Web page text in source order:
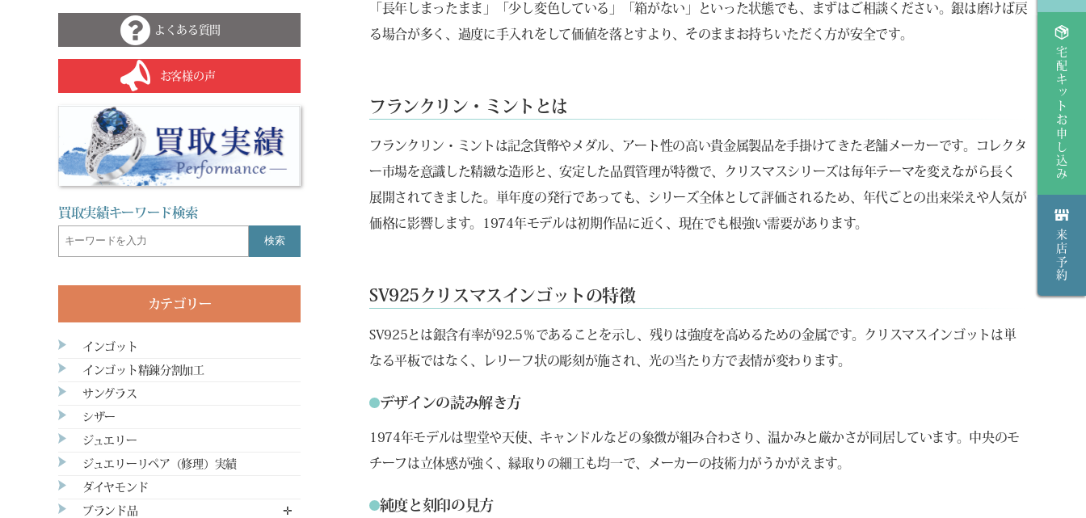
「長年しまったまま」「少し変色している」「箱がない」といった状態でも、まずはご相談ください。銀は磨けば戻
る場合が多く、過度に手入れをして価値を落とすより、そのままお持ちいただく方が安全です。
フランクリン・ミントとは
フランクリン・ミントは記念貨幣やメダル、アート性の高い貴金属製品を手掛けてきた老舗メーカーです。コレクタ
ー市場を意識した精緻な造形と、安定した品質管理が特徴で、クリスマスシリーズは毎年テーマを変えながら長く
展開されてきました。単年度の発行であっても、シリーズ全体として評価されるため、年代ごとの出来栄えや人気が
価格に影響します。1974年モデルは初期作品に近く、現在でも根強い需要があります。
SV925クリスマスインゴットの特徴
SV925とは銀含有率が92.5％であることを示し、残りは強度を高めるための金属です。クリスマスインゴットは単
なる平板ではなく、レリーフ状の彫刻が施され、光の当たり方で表情が変わります。
デザインの読み解き方
1974年モデルは聖堂や天使、キャンドルなどの象徴が組み合わさり、温かみと厳かさが同居しています。中央のモ
チーフは立体感が強く、縁取りの細工も均一で、メーカーの技術力がうかがえます。
純度と刻印の見方
よくある質問
お客様の声
買取実績キーワード検索
検索
カテゴリー
インゴット
インゴット精錬分割加工
サングラス
シザー
ジュエリー
ジュエリーリペア（修理）実績
ダイヤモンド
ブランド品 ✛
宅配キットお申し込み
来店予約